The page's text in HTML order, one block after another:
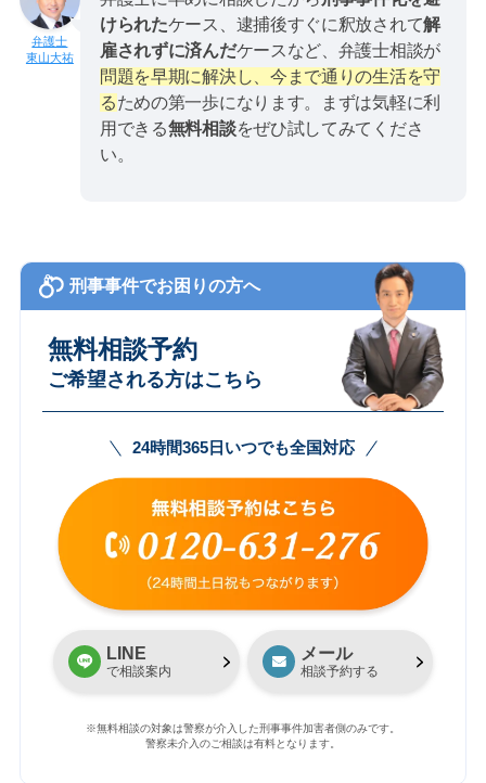
東山大祐
けられたケース、逮捕後すぐに釈放されて解
雇されずに済んだケースなど、弁護士相談が
問題を早期に解決し、今まで通りの生活を守
るための第一歩になります。まずは気軽に利
用できる無料相談をぜひ試してみてくださ
い。
刑事事件でお困りの方へ
無料相談予約
ご希望される方はこちら
24時間365日いつでも全国対応
LINE
で相談案内
メール
相談予約する
※無料相談の対象は警察が介入した刑事事件加害者側のみです。
警察未介入のご相談は有料となります。